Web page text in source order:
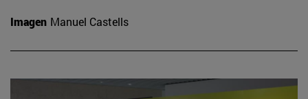
Imagen Manuel Castells